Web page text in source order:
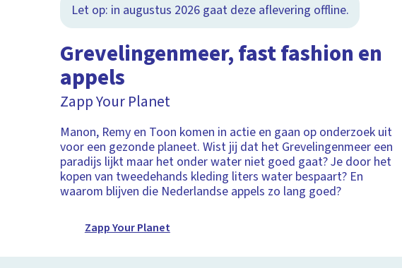
Let op: in augustus 2026 gaat deze aflevering offline.
Grevelingenmeer, fast fashion en
appels
Zapp Your Planet
Manon, Remy en Toon komen in actie en gaan op onderzoek uit
voor een gezonde planeet. Wist jij dat het Grevelingenmeer een
paradijs lijkt maar het onder water niet goed gaat? Je door het
kopen van tweedehands kleding liters water bespaart? En
waarom blijven die Nederlandse appels zo lang goed?
Zapp Your Planet